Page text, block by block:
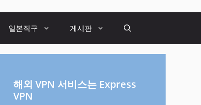
일본직구 게시판
해외 VPN 서비스는 Express
VPN